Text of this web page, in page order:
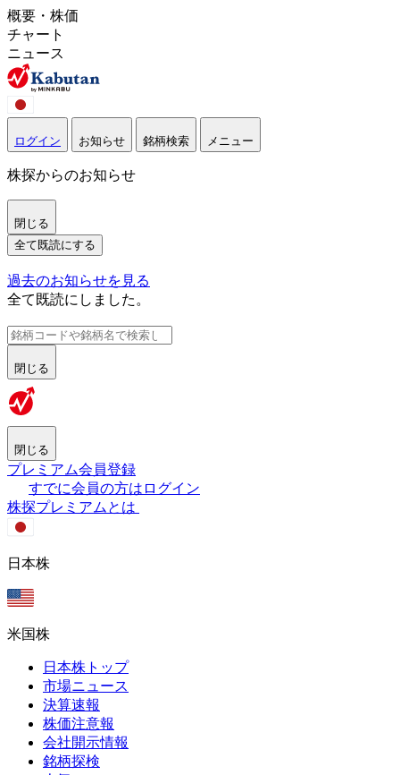
概要・株価
チャート
ニュース
ログイン お知らせ 銘柄検索 メニュー
株探からのお知らせ
閉じる
全て既読にする
過去のお知らせを見る
全て既読にしました。
閉じる
閉じる
プレミアム会員登録
すでに会員の方はログイン
株探プレミアムとは
日本株
米国株
日本株トップ
市場ニュース
決算速報
株価注意報
会社開示情報
銘柄探検